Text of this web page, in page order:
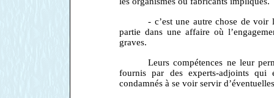
- c’est une autre chose de voir
partie dans une affaire où
graves.
Leurs compétences ne leur
fournis par des experts-adjoints
condamnés à se voir servir